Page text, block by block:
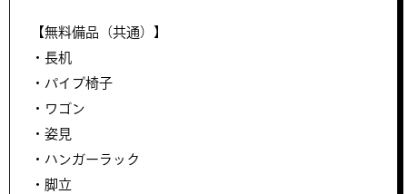
【無料備品（共通）】
・長机
・パイプ椅子
・ワゴン
・姿見
・ハンガーラック
・脚立